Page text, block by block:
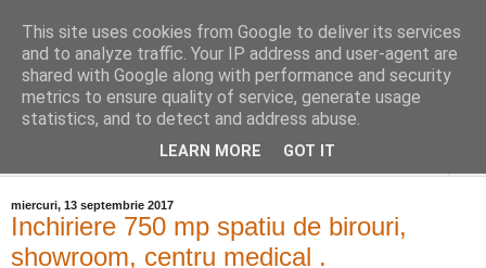
Distinct Imobiliare
Adrian Cocis 0742 129 909 ; Vasile Baciu 0768 440 185
miercuri, 13 septembrie 2017
Inchiriere 750 mp spatiu de birouri,
showroom, centru medical .
This site uses cookies from Google to deliver its services
and to analyze traffic. Your IP address and user-agent are
shared with Google along with performance and security
metrics to ensure quality of service, generate usage
statistics, and to detect and address abuse.
LEARN MORE GOT IT